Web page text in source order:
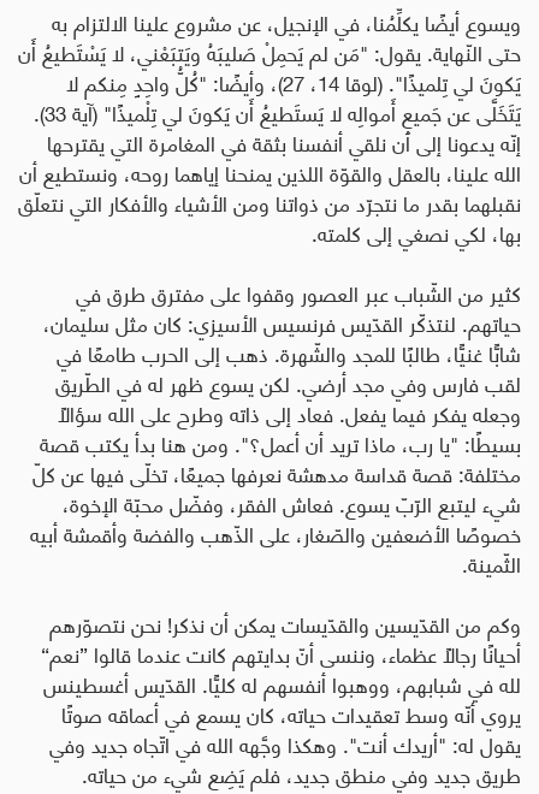
ويسوع أيضًا يكلِّمُنا، في الإنجيل، عن مشروع علينا الالتزام به
حتى النّهاية. يقول: "مَن لم يَحمِلْ صَليبَهُ ويَتبَعْني، لا يَسْتَطيعُ أَن
يَكونَ لي تِلميذًا".(لوقا 14، 27)، وأيضًا: " كُلُّ واحِدٍ مِنكم لا
يَتَخَلَّى عن جَميعِ أَموالِه لا يَستَطيعُ أَن يَكونَ لي تِلْميذًا" (آية 33).
إنّه يدعونا إلى أن نلقي أنفسنا بثقة في المغامرة التي يقترحها
الله علينا، بالعقل والقوّة اللذين يمنحنا إياهما روحه، ونستطيع أن
نقبلهما بقدر ما نتجرّد من ذواتنا ومن الأشياء والأفكار التي نتعلّق
بها، لكي نصغي إلى كلمته.
كثير من الشّباب عبر العصور وقفوا على مفترق طرق في
حياتهم. لنتذكّر القدّيس فرنسيس الأسيزي: كان مثل سليمان،
شابًّا غنيًّا، طالبًا للمجد والشّهرة. ذهب إلى الحرب طامعًا في
لقب فارس وفي مجد أرضي. لكن يسوع ظهر له في الطّريق
وجعله يفكر فيما يفعل. فعاد إلى ذاته وطرح على الله سؤالًا
بسيطًا: "يا رب، ماذا تريد أن أعمل؟". ومن هنا بدأ يكتب قصة
مختلفة: قصة قداسة مدهشة نعرفها جميعًا، تخلّى فيها عن كلّ
شيء ليتبع الرّبّ يسوع. فعاش الفقر، وفضّل محبّة الإخوة،
خصوصًا الأضعفين والصّغار، على الذّهب والفضة وأقمشة أبيه
الثّمينة.
وكم من القدّيسين والقدّيسات يمكن أن نذكر! نحن نتصوّرهم
أحيانًا رجالًا عظماء، وننسى أنّ بدايتهم كانت عندما قالوا”نعم“
لله في شبابهم، ووهبوا أنفسهم له كليًّا. القدّيس أغسطينس
يروي أنّه وسط تعقيدات حياته، كان يسمع في أعماقه صوتًا
يقول له: "أريدك أنت". وهكذا وجَّهه الله في اتّجاه جديد وفي
طريق جديد وفي منطق جديد، فلم يَضِع شيء من حياته.